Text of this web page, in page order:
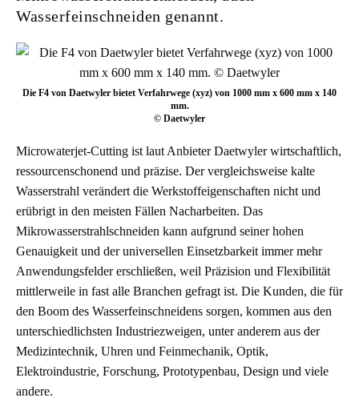
Wasserfeinschneiden genannt.
Die F4 von Daetwyler bietet Verfahrwege (xyz) von 1000 mm x 600 mm x 140
mm.
© Daetwyler
Microwaterjet-Cutting ist laut Anbieter Daetwyler wirtschaftlich,
ressourcenschonend und präzise. Der vergleichsweise kalte
Wasserstrahl verändert die Werkstoffeigenschaften nicht und
erübrigt in den meisten Fällen Nacharbeiten. Das
Mikrowasserstrahlschneiden kann aufgrund seiner hohen
Genauigkeit und der universellen Einsetzbarkeit immer mehr
Anwendungsfelder erschließen, weil Präzision und Flexibilität
mittlerweile in fast alle Branchen gefragt ist. Die Kunden, die für
den Boom des Wasserfeinschneidens sorgen, kommen aus den
unterschiedlichsten Industriezweigen, unter anderem aus der
Medizintechnik, Uhren und Feinmechanik, Optik,
Elektroindustrie, Forschung, Prototypenbau, Design und viele
andere.